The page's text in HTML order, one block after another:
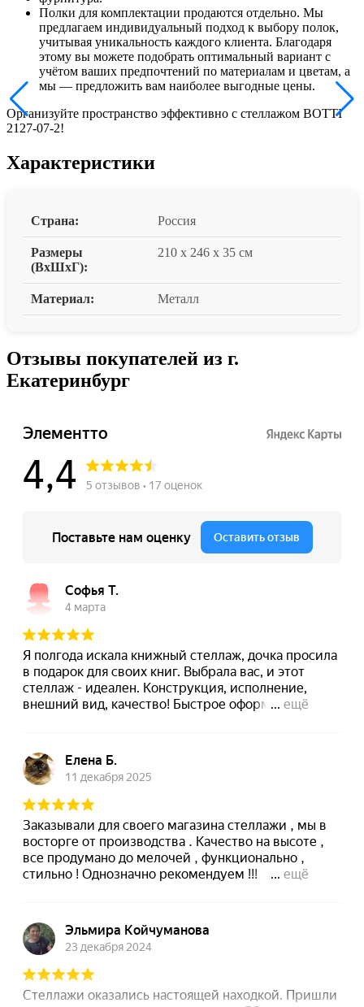
Полки для комплектации продаются отдельно. Мы
предлагаем индивидуальный подход к выбору полок,
учитывая уникальность каждого клиента. Благодаря
этому вы можете подобрать оптимальный вариант с
учётом ваших предпочтений по материалам и цветам, а
мы — предложить вам наиболее выгодные цены.
Организуйте пространство эффективно с стеллажом BOTTI
2127-07-2!
Характеристики
Страна: Россия
Размеры
(ВxШxГ):
210 x 246 x 35 см
Материал: Металл
Отзывы покупателей из г.
Екатеринбург